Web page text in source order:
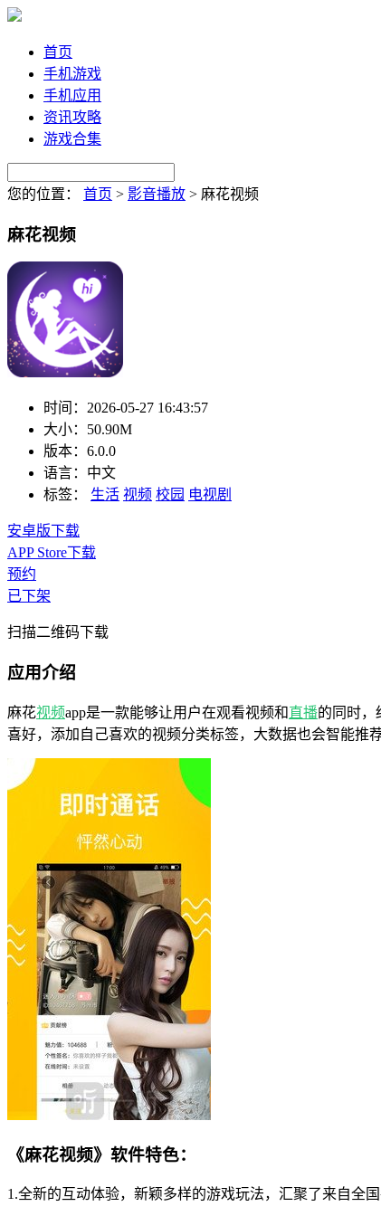
首页
手机游戏
手机应用
资讯攻略
游戏合集
您的位置： 首页 > 影音播放 > 麻花视频
麻花视频
时间： 2026-05-27 16:43:57
大小： 50.90M
版本： 6.0.0
语言： 中文
标签：
生活 视频 校园 电视剧
安卓版下载
APP Store下载
预约
已下架
扫描二维码下载
应用介绍
麻花视频app是一款能够让用户在观看视频和直播的同时，
喜好，添加自己喜欢的视频分类标签，大数据也会智能推
《麻花视频》软件特色：
1.全新的互动体验，新颖多样的游戏玩法，汇聚了来自全